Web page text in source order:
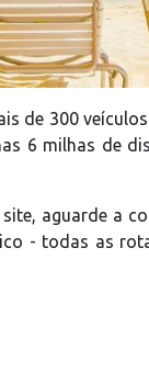
de 300
6 milhas de
aguarde a
- todas as